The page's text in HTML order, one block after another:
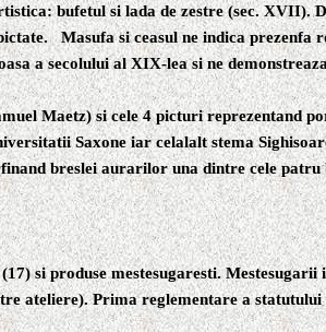
bufetul si lada de zestre (sec. XVII).
Masufa si ceasul ne indica prezenfa
a secolului al XIX-lea si ne
Maetz) si cele 4 picturi reprezentand
Saxone iar celalalt stema
breslei aurarilor una dintre cele patru
si produse mestesugaresti.
ateliere). Prima reglementare a